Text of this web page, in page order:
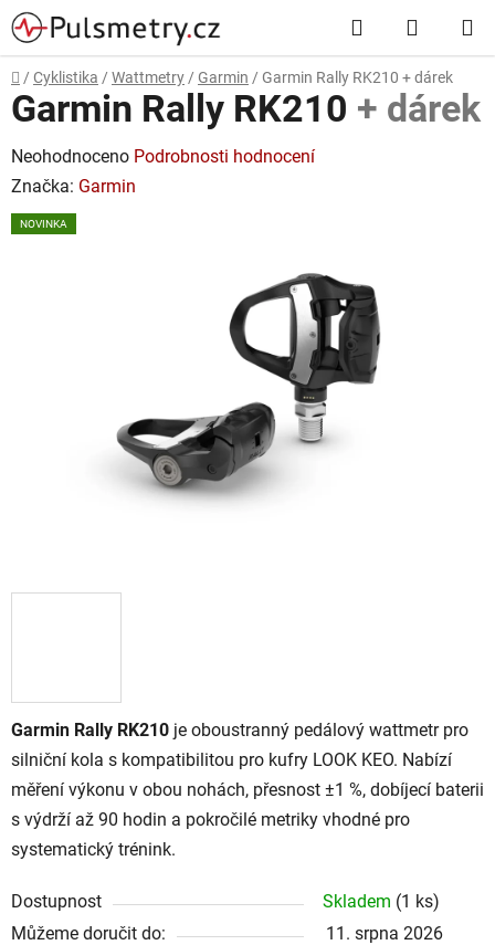
Přejít
na
obsah
Hledat
KOŠÍK
Domů
/ Cyklistika / Wattmetry / Garmin / Garmin Rally RK210 + dárek
Garmin Rally RK210 je oboustranný pedálový wattmetr pro
silniční kola s kompatibilitou pro kufry LOOK KEO. Nabízí
měření výkonu v obou nohách, přesnost ±1 %, dobíjecí baterii
s výdrží až 90 hodin a pokročilé metriky vhodné pro
systematický trénink.
Dostupnost Skladem (1 ks)
Můžeme doručit do:
11. srpna 2026
Garmin Rally RK210 + dárek
Průměrné
hodnocení
produktu
Neohodnoceno Podrobnosti hodnocení
Značka: Garmin
NOVINKA